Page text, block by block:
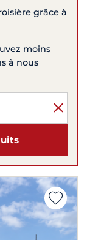
grâce à
moins
à nous